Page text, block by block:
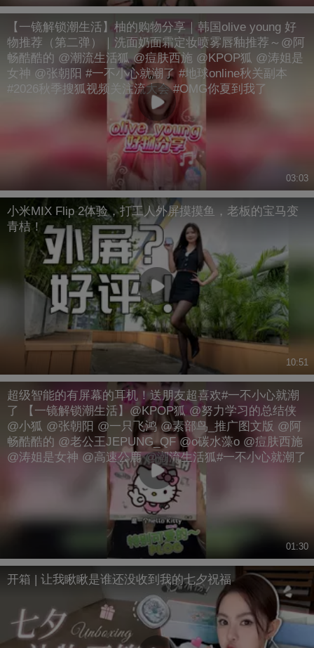
【一镜解锁潮生活】柚的购物分享｜韩国olive young 好
物推荐（第二弹）｜洗面奶面霜定妆喷雾唇釉推荐～@阿
畅酷酷的 @潮流生活狐 @痘肤西施 @KPOP狐 @涛姐是
女神 @张朝阳 #一不小心就潮了 #地球online秋关副本
#2026秋季搜狐视频关注流大会 #OMG你夏到我了
03:03
小米MIX Flip 2体验，打工人外屏摸摸鱼，老板的宝马变
青桔！
10:51
超级智能的有屏幕的耳机！送朋友超喜欢#一不小心就潮
了 【一镜解锁潮生活】@KPOP狐 @努力学习的总结侠
@小狐 @张朝阳 @一只飞鸿 @素部鸟_推广图文版 @阿
畅酷酷的 @老公王JEPUNG_QF @o碳水藻o @痘肤西施
@涛姐是女神 @高速公鹿 @潮流生活狐#一不小心就潮了
01:30
开箱 | 让我瞅瞅是谁还没收到我的七夕祝福